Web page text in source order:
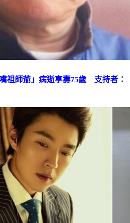
祖師爺」病逝享壽75歲 支持者：